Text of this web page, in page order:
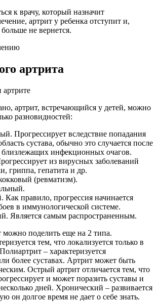
к врачу, который назначит
артрит у ребенка отступит и,
больше не вернется.
артрита
артрит, встречающийся у детей, можно
разновидностей:
Прогрессирует вследствие попадания
сустава, обычно это случается после
близлежащих инфекционных очагов.
из вирусных заболеваний
гриппа, гепатита и др.
(ревматизм).
правило, прогрессия начинается
в иммунологической системе.
Является самым распространенным.
можно поделить еще на 2 типа.
тем, что локализуется только в
– характеризуется
более суставах. Артрит может быть
Острый артрит отличается тем, что
и может поразить суставы и
дней. Хронический – развивается
он долгое время не дает о себе знать.